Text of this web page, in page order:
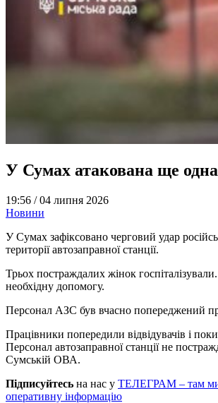
У Сумах атакована ще
19:56 /04 липня 2026
Новини
У Сумах зафіксовано черговий удар
території автозаправної станції.
Трьох постраждалих жінок
необхідну допомогу.
Персонал АЗС був вчасно попереджений
Працівники попередили відвідувачів і
Персонал автозаправної станції не
Сумській ОВА.
Підписуйтесь на нас у ТЕЛЕГРАМ – там
оперативну інформацію